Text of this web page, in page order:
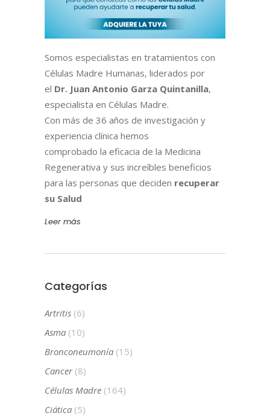
Somos especialistas en tratamientos con
Células Madre Humanas, liderados por
el Dr. Juan Antonio Garza Quintanilla,
especialista en Células Madre.
Con más de 36 años de investigación y
experiencia clínica hemos
comprobado la eficacia de la Medicina
Regenerativa y sus increíbles beneficios
para las personas que deciden recuperar
su Salud
Leer más
Categorías
Artritis (6)
Asma (10)
Bronconeumonía (15)
Cancer(8)
Células Madre (164)
Ciática (5)